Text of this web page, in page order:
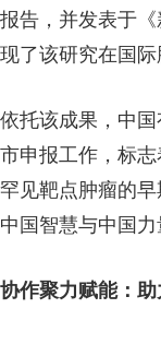
报告，并发表于
现了该研究在国际
依托该成果，中
市申报工作，标
罕见靶点肿瘤的
中国智慧与中国
协作聚力赋能：